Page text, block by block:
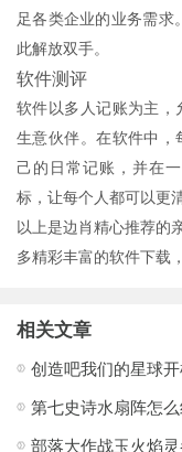
足各类企业的业务需求
此解放双手。
软件测评
软件以多人记账为主
生意伙伴。在软件中
己的日常记账，并在
标，让每个人都可以更
以上是边肖精心推荐的
多精彩丰富的软件下载
相关文章
第七史诗水扇阵怎